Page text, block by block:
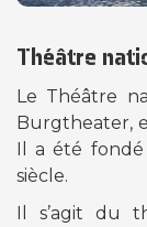
Théâtre
Le Théâtre
Burgtheater,
Il a été fondé
siècle.
Il s’agit du